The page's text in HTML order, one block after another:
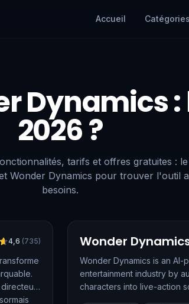
Accueil Catégories
Dynamics
2026 ?
tarifs et offres gratuites :
Wonder Dynamics pour trouver l'outil
besoins.
4,6 (735) Wonder
Wonder Dynamics is an
entertainment industry by
characters into live-action